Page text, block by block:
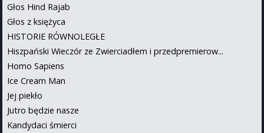
Głos Hind Rajab
Głos z księżyca
HISTORIE RÓWNOLEGŁE
Hiszpański Wieczór ze Zwierciadłem i przedpremierow...
Homo Sapiens
Ice Cream Man
Jej piekło
Jutro będzie nasze
Kandydaci śmierci